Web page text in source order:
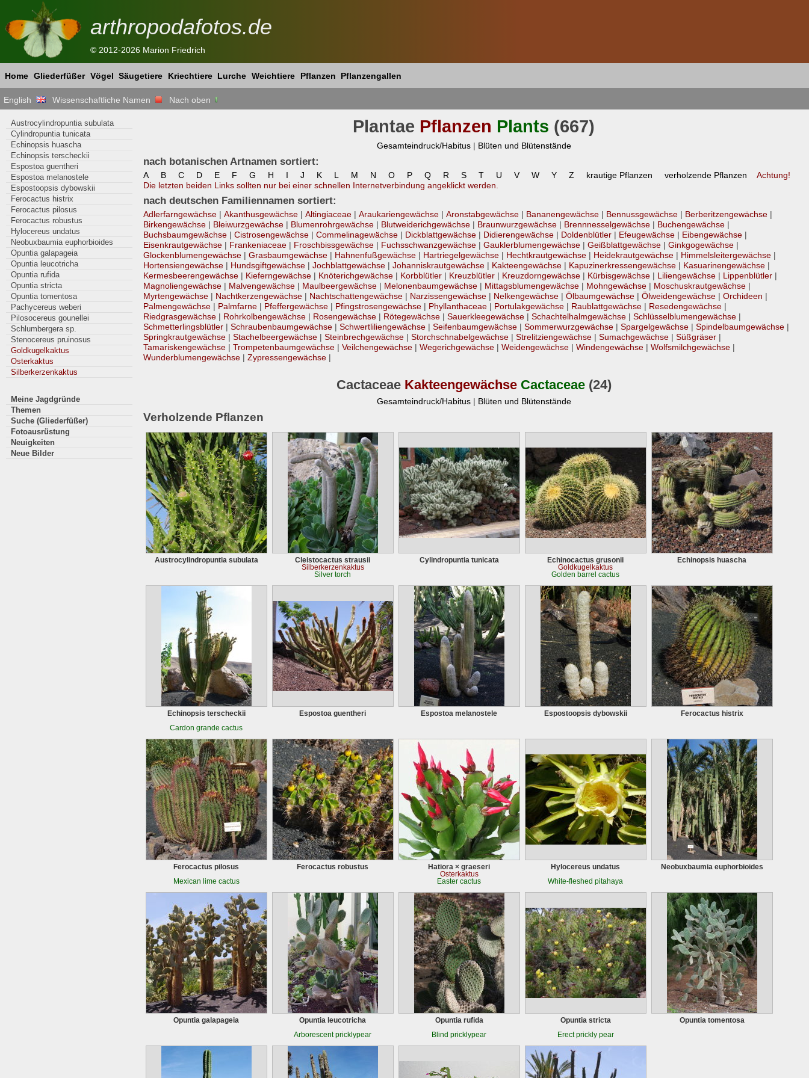
arthropodafotos.de
© 2012-2026 Marion Friedrich
Home Gliederfüßer Vögel Säugetiere Kriechtiere Lurche Weichtiere Pflanzen Pflanzengallen
English Wissenschaftliche Namen Nach oben
Plantae Pflanzen Plants (667)
Gesamteindruck/Habitus| Blüten und Blütenstände
nach botanischen Artnamen sortiert:
A B C D E F G H I J K L M N O P Q R S T U V W Y Z krautige Pflanzen verholzende Pflanzen
Achtung!
Die letzten beiden Links sollten nur bei einer schnellen Internetverbindung angeklickt werden.
nach deutschen Familiennamen sortiert:
Adlerfarngewächse | Akanthusgewächse | Altingiaceae | Araukariengewächse | Aronstabgewächse | Bananengewächse | Bennussgewächse | Berberitzengewächse |
Birkengewächse | Bleiwurzgewächse | Blumenrohrgewächse | Blutweiderichgewächse | Braunwurzgewächse | Brennnesselgewächse | Buchengewächse |
Buchsbaumgewächse | Cistrosengewächse | Commelinagewächse | Dickblattgewächse | Didierengewächse | Doldenblütler | Efeugewächse | Eibengewächse |
Eisenkrautgewächse | Frankeniaceae | Froschbissgewächse | Fuchsschwanzgewächse | Gauklerblumengewächse | Geißblattgewächse | Ginkgogewächse |
Glockenblumengewächse | Grasbaumgewächse | Hahnenfußgewächse | Hartriegelgewächse | Hechtkrautgewächse | Heidekrautgewächse | Himmelsleitergewächse |
Hortensiengewächse | Hundsgiftgewächse | Jochblattgewächse | Johanniskrautgewächse | Kakteengewächse | Kapuzinerkressengewächse | Kasuarinengewächse |
Kermesbeerengewächse | Kieferngewächse | Knöterichgewächse | Korbblütler | Kreuzblütler | Kreuzdorngewächse | Kürbisgewächse | Liliengewächse | Lippenblütler |
Magnoliengewächse | Malvengewächse | Maulbeergewächse | Melonenbaumgewächse | Mittagsblumengewächse | Mohngewächse | Moschuskrautgewächse |
Myrtengewächse | Nachtkerzengewächse | Nachtschattengewächse | Narzissengewächse | Nelkengewächse | Ölbaumgewächse | Ölweidengewächse | Orchideen |
Palmengewächse | Palmfarne | Pfeffergewächse | Pfingstrosengewächse | Phyllanthaceae | Portulakgewächse | Raublattgewächse | Resedengewächse |
Riedgrasgewächse | Rohrkolbengewächse | Rosengewächse | Rötegewächse | Sauerkleegewächse | Schachtelhalmgewächse | Schlüsselblumengewächse |
Schmetterlingsblütler | Schraubenbaumgewächse | Schwertliliengewächse | Seifenbaumgewächse | Sommerwurzgewächse | Spargelgewächse | Spindelbaumgewächse |
Springkrautgewächse | Stachelbeergewächse | Steinbrechgewächse | Storchschnabelgewächse | Strelitziengewächse | Sumachgewächse | Süßgräser |
Tamariskengewächse | Trompetenbaumgewächse | Veilchengewächse | Wegerichgewächse | Weidengewächse | Windengewächse | Wolfsmilchgewächse |
Wunderblumengewächse | Zypressengewächse |
Cactaceae Kakteengewächse Cactaceae(24)
Gesamteindruck/Habitus| Blüten und Blütenstände
Verholzende Pflanzen
Austrocylindropuntia subulata
Cleistocactus strausii
Silberkerzenkaktus
Silver torch
Cylindropuntia tunicata
Echinocactus grusonii
Goldkugelkaktus
Golden barrel cactus
Echinopsis huascha
Echinopsis terscheckii
Cardon grande cactus
Espostoa guentheri Espostoa melanostele Espostoopsis dybowskii Ferocactus histrix
Ferocactus pilosus
Mexican lime cactus
Ferocactus robustus
Hatiora × graeseri
Osterkaktus
Easter cactus
Hylocereus undatus
White-fleshed pitahaya
Neobuxbaumia euphorbioides
Opuntia galapageia
Opuntia leucotricha
Arborescent pricklypear
Opuntia rufida
Blind pricklypear
Opuntia stricta
Erect prickly pear
Opuntia tomentosa
Austrocylindropuntia subulata
Cylindropuntia tunicata
Echinopsis huascha
Echinopsis terscheckii
Espostoa guentheri
Espostoa melanostele
Espostoopsis dybowskii
Ferocactus histrix
Ferocactus pilosus
Ferocactus robustus
Hylocereus undatus
Neobuxbaumia euphorbioides
Opuntia galapageia
Opuntia leucotricha
Opuntia rufida
Opuntia stricta
Opuntia tomentosa
Pachycereus weberi
Pilosocereus gounellei
Schlumbergera sp.
Stenocereus pruinosus
Goldkugelkaktus
Osterkaktus
Silberkerzenkaktus
Meine Jagdgründe
Themen
Suche (Gliederfüßer)
Fotoausrüstung
Neuigkeiten
Neue Bilder